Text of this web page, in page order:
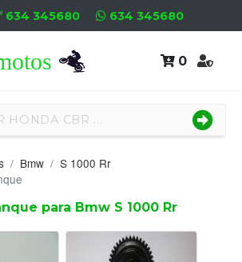
634 345680 634 345680
0
Bmw
S 1000 Rr
para Bmw S 1000 Rr